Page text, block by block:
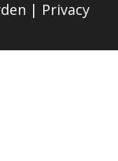
| Privacy